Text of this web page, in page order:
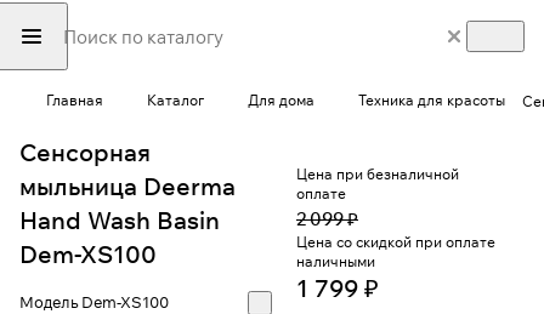
Главная Каталог Для дома Техника для красоты
Сенсорная
мыльница Deerma
Hand Wash Basin
Dem-XS100
МодельDem-XS100
Цена при безналичной
оплате
2 099 ₽
Цена со скидкой при оплате
наличными
1 799 ₽